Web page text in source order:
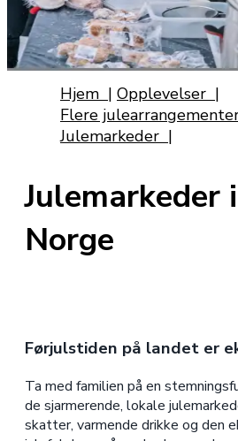
Hjem | Opplevelser |
Flere
Julemarkeder |
Norge
Førjulstiden på landet er
Ta med familien på en
de sjarmerende, lokale
skatter, varmende drikke og den